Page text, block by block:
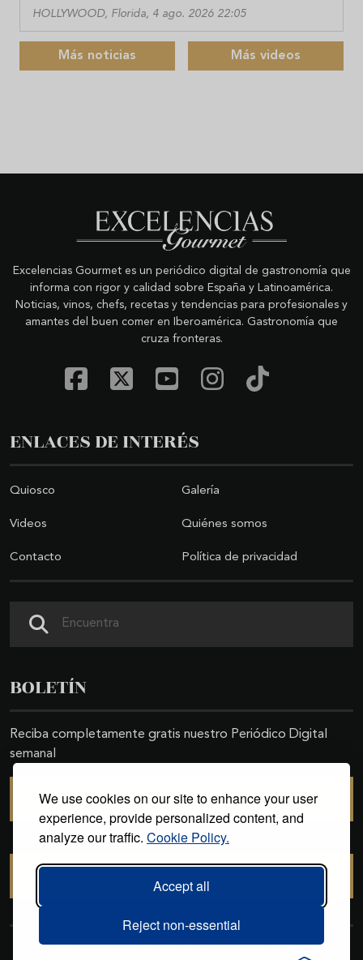
We use cookies on our site to enhance your user
experience, provide personalized content, and
analyze our traffic. Cookie Policy.
Accept all
Reject non-essential
HOLLYWOOD, Florida, 4 ago. 2026 22:05
Más noticias Más videos
Excelencias Gourmet es un periódico digital de gastronomía que
informa con rigor y calidad sobre España y Latinoamérica.
Noticias, vinos, chefs, recetas y tendencias para profesionales y
amantes del buen comer en Iberoamérica. Gastronomía que
cruza fronteras.
ENLACES DE INTERÉS
Quiosco Galería
Videos Quiénes somos
Contacto Política de privacidad
BOLETÍN
Reciba completamente gratis nuestro Periódico Digital
semanal
SUSCRIBIRSE